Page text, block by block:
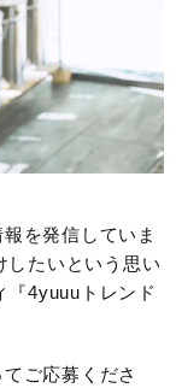
を発信していま
したいという思い
『4yuuuトレンド
ご応募くださ